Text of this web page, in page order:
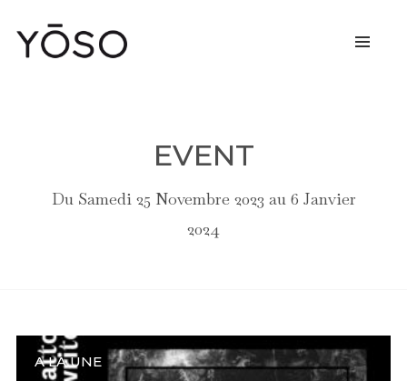
EVENT
Du Samedi 25 Novembre 2023 au 6 Janvier
2024
A LA UNE